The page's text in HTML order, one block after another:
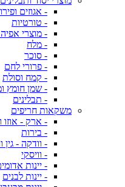
- אגוזים
- טורטיות
- מוצרי אפיה
- מלח
- סוכר
- פרורי לחם
- קמח וסולת
- שמן חומץ
- תבלינים
משקאות חריפים
- ארק - אוזו
- בירות
- וודקה - גין
- וויסקי
- יינות
- יינות לבנים